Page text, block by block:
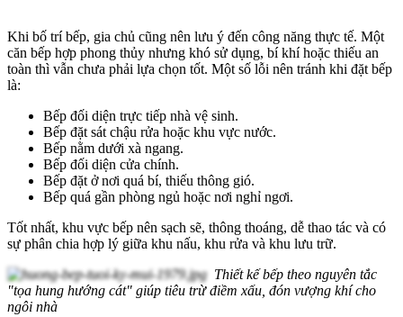
Khi bố trí bếp, gia chủ cũng nên lưu ý đến công năng thực tế. Một
căn bếp hợp phong thủy nhưng khó sử dụng, bí khí hoặc thiếu an
toàn thì vẫn chưa phải lựa chọn tốt. Một số lỗi nên tránh khi đặt bếp
là:
Bếp đối diện trực tiếp nhà vệ sinh.
Bếp đặt sát chậu rửa hoặc khu vực nước.
Bếp nằm dưới xà ngang.
Bếp đối diện cửa chính.
Bếp đặt ở nơi quá bí, thiếu thông gió.
Bếp quá gần phòng ngủ hoặc nơi nghỉ ngơi.
Tốt nhất, khu vực bếp nên sạch sẽ, thông thoáng, dễ thao tác và có
sự phân chia hợp lý giữa khu nấu, khu rửa và khu lưu trữ.
Thiết kế bếp theo nguyên tắc
"tọa hung hướng cát" giúp tiêu trừ điềm xấu, đón vượng khí cho
ngôi nhà